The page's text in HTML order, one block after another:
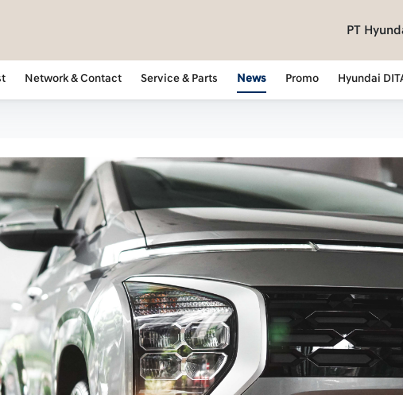
PT
Network & Contact Service & Parts News Promo Hyundai